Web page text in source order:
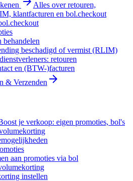
Alles over retouren,
klantfacturen en bol.checkout
behandelen
beschadigd of vermist (RLIM)
retouren
en (BTW-)facturen
& Verzenden
je verkoop: eigen promoties, bol's
aan promoties via bol
instellen